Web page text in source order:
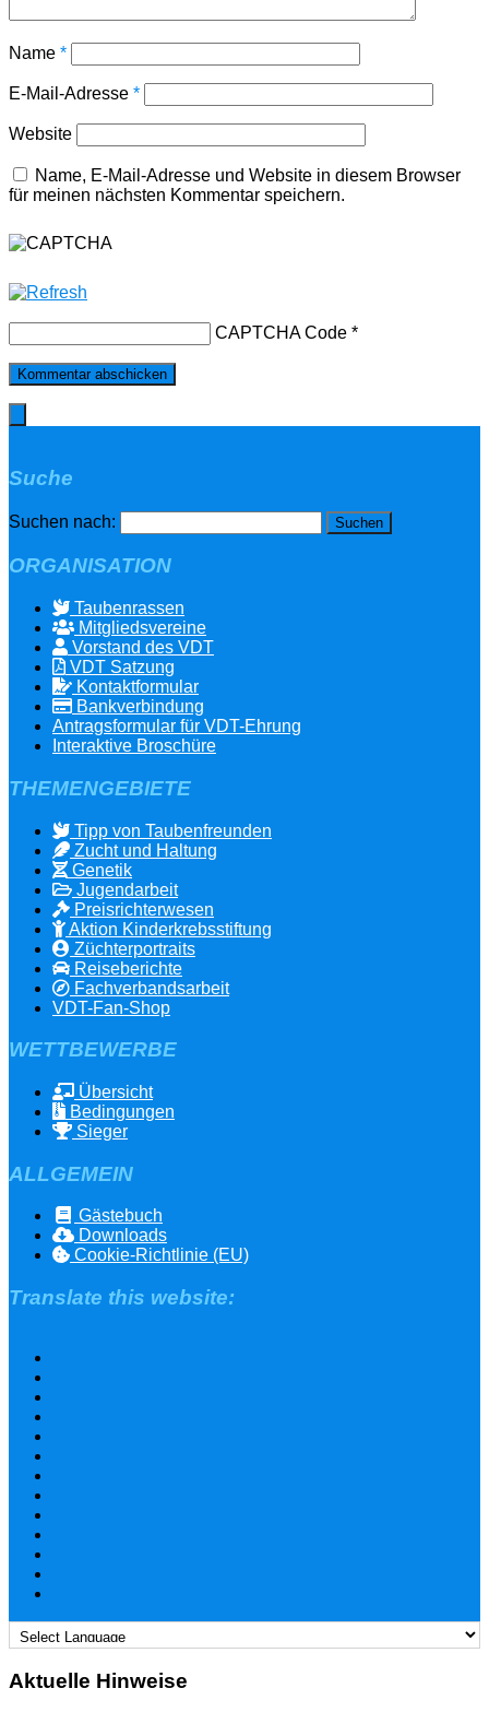
Name *
E-Mail-Adresse *
Website
Name, E-Mail-Adresse und Website in diesem Browser
für meinen nächsten Kommentar speichern.
CAPTCHA Code *
Suche
Suchen nach:
ORGANISATION
Taubenrassen
Mitgliedsvereine
Vorstand des VDT
VDT Satzung
Kontaktformular
Bankverbindung
Antragsformular für VDT-Ehrung
Interaktive Broschüre
THEMENGEBIETE
Tipp von Taubenfreunden
Zucht und Haltung
Genetik
Jugendarbeit
Preisrichterwesen
Aktion Kinderkrebsstiftung
Züchterportraits
Reiseberichte
Fachverbandsarbeit
VDT-Fan-Shop
WETTBEWERBE
Übersicht
Bedingungen
Sieger
ALLGEMEIN
Gästebuch
Downloads
Cookie-Richtlinie (EU)
Translate this website:
Aktuelle Hinweise